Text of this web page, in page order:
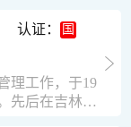
产线，该项目
直径9米高41
廊一个，框架
架结构。1991
历任：七里三
警系统、门禁
统、巡更系
统主流产品，
，并具有较丰
完成系统集成
认证：
理工作，于19
先后在吉林油